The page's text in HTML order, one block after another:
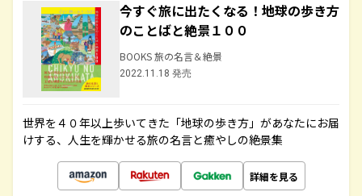
今すぐ旅に出たくなる！地球の歩き方
のことばと絶景１００
BOOKS 旅の名言＆絶景
2022.11.18 発売
世界を４０年以上歩いてきた「地球の歩き方」があなたにお届
けする、人生を輝かせる旅の名言と癒やしの絶景集
詳細を見る